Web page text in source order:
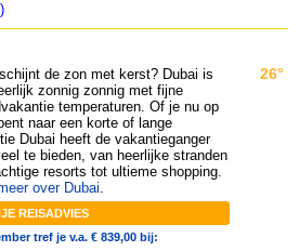
de zon met kerst? Dubai is
zonnig zonnig met fijne
temperaturen. Of je nu op
naar een korte of lange
Dubai heeft de vakantieganger
te bieden, van heerlijke stranden
resorts tot ultieme shopping.
over Dubai.
REISADVIES
26°
tref je v.a. € 839,00 bij: